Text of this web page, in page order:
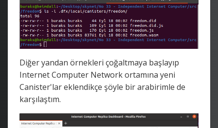
Diğer yandan örnekleri çoğaltmaya başlayıp
Internet Computer Network ortamına yeni
Canister'lar eklendikçe şöyle bir arabirimle de
karşılaştım.